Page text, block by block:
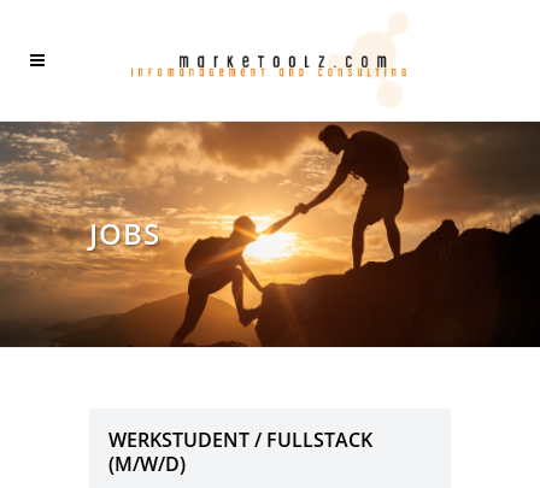
JOBS
WERKSTUDENT / FULLSTACK
(M/W/D)